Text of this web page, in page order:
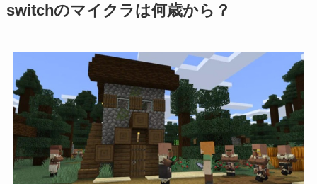
switchのマイクラは何歳から？